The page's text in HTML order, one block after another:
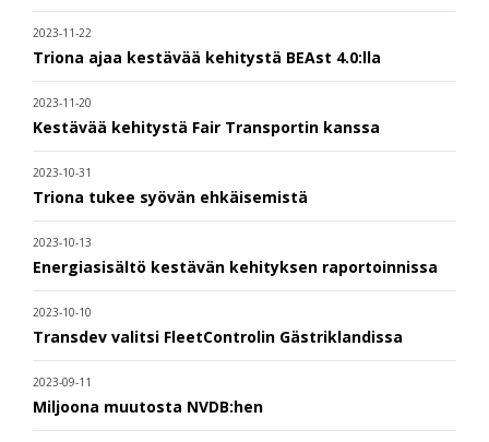
2023-11-22
Triona ajaa kestävää kehitystä BEAst 4.0:lla
2023-11-20
Kestävää kehitystä Fair Transportin kanssa
2023-10-31
Triona tukee syövän ehkäisemistä
2023-10-13
Energiasisältö kestävän kehityksen raportoinnissa
2023-10-10
Transdev valitsi FleetControlin Gästriklandissa
2023-09-11
Miljoona muutosta NVDB:hen